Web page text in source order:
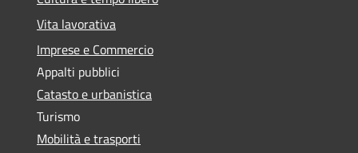
Vita lavorativa
Imprese e Commercio
Appalti pubblici
Catasto e urbanistica
Turismo
Mobilità e trasporti